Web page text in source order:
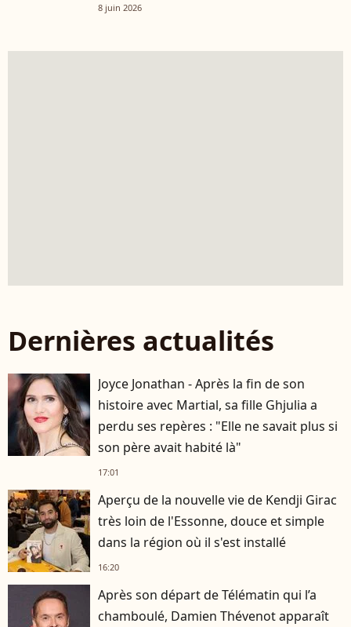
8 juin 2026
Dernières actualités
Joyce Jonathan - Après la fin de son
histoire avec Martial, sa fille Ghjulia a
perdu ses repères : "Elle ne savait plus si
son père avait habité là"
17:01
Aperçu de la nouvelle vie de Kendji Girac
très loin de l'Essonne, douce et simple
dans la région où il s'est installé
16:20
Après son départ de Télématin qui l’a
chamboulé, Damien Thévenot apparaît